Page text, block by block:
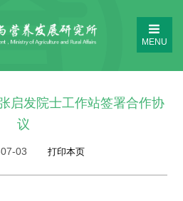
MENU
启发院士工作站签署合作协
议
03